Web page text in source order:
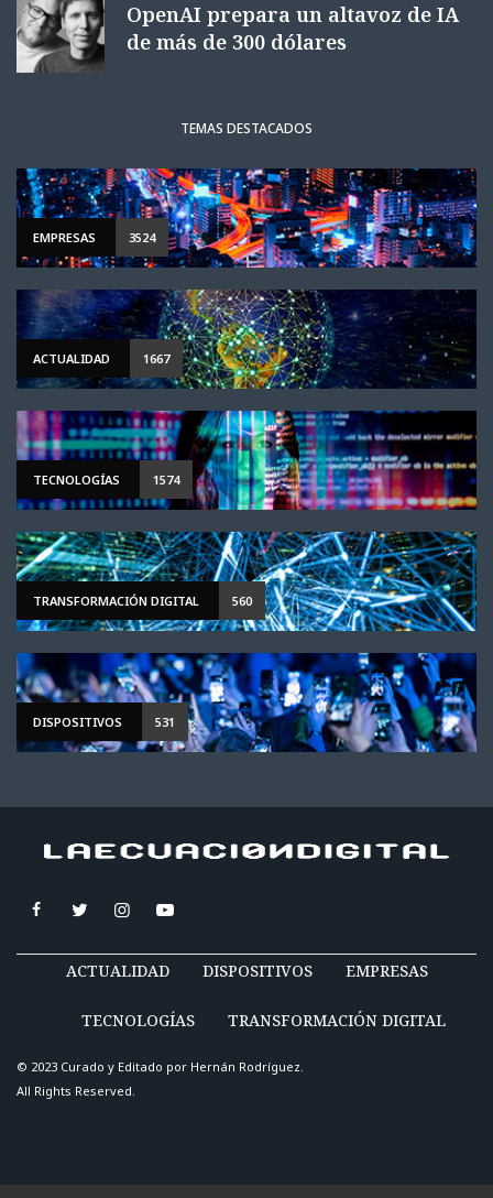
OpenAI prepara un altavoz de IA
de más de 300 dólares
TEMAS DESTACADOS
EMPRESAS 3524
ACTUALIDAD 1667
TECNOLOGÍAS 1574
TRANSFORMACIÓN DIGITAL 560
DISPOSITIVOS 531
ACTUALIDAD DISPOSITIVOS EMPRESAS
TECNOLOGÍAS TRANSFORMACIÓN DIGITAL
© 2023 Curado y Editado por Hernán Rodríguez.
All Rights Reserved.